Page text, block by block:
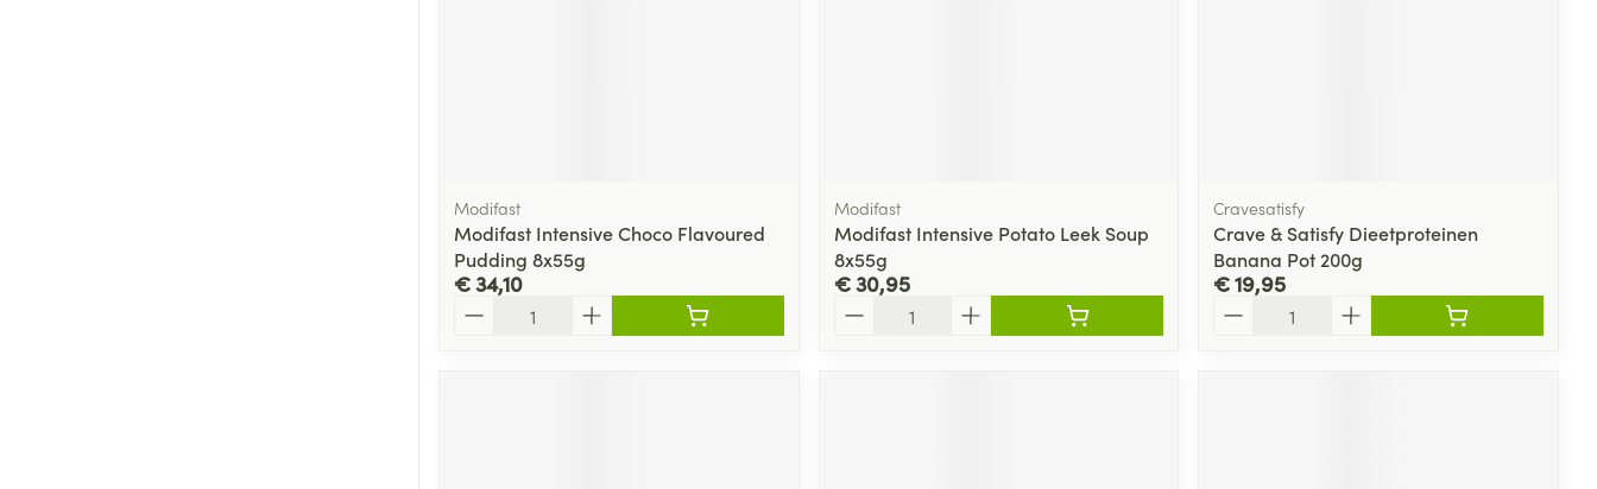
Modifast
Modifast Intensive Choco Flavoured
Pudding 8x55g
€ 34,10
Modifast
Modifast Intensive Potato Leek Soup
8x55g
€ 30,95
Cravesatisfy
Crave & Satisfy Dieetproteinen
Banana Pot 200g
€ 19,95